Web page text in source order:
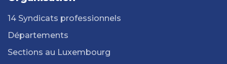
14 Syndicats professionnels
Départements
Sections au Luxembourg